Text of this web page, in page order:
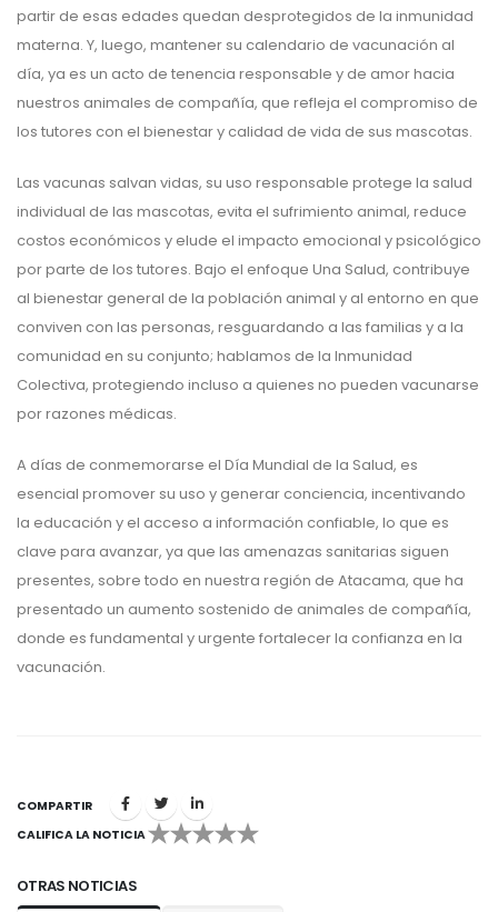
partir de esas edades quedan desprotegidos de la inmunidad
materna. Y, luego, mantener su calendario de vacunación al
día, ya es un acto de tenencia responsable y de amor hacia
nuestros animales de compañía, que refleja el compromiso de
los tutores con el bienestar y calidad de vida de sus mascotas.
Las vacunas salvan vidas, su uso responsable protege la salud
individual de las mascotas, evita el sufrimiento animal, reduce
costos económicos y elude el impacto emocional y psicológico
por parte de los tutores. Bajo el enfoque Una Salud, contribuye
al bienestar general de la población animal y al entorno en que
conviven con las personas, resguardando a las familias y a la
comunidad en su conjunto; hablamos de la Inmunidad
Colectiva, protegiendo incluso a quienes no pueden vacunarse
por razones médicas.
A días de conmemorarse el Día Mundial de la Salud, es
esencial promover su uso y generar conciencia, incentivando
la educación y el acceso a información confiable, lo que es
clave para avanzar, ya que las amenazas sanitarias siguen
presentes, sobre todo en nuestra región de Atacama, que ha
presentado un aumento sostenido de animales de compañía,
donde es fundamental y urgente fortalecer la confianza en la
vacunación.
COMPARTIR
CALIFICA LA NOTICIA
1 2 3 4 5
OTRAS NOTICIAS